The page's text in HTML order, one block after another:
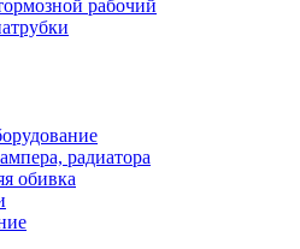
рабочий
радиатора
обивка